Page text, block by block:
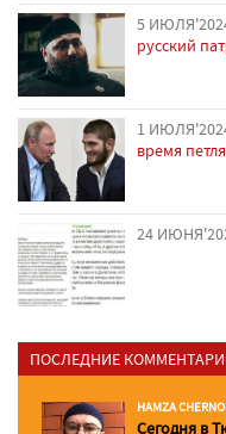
5
русский
1
время
24
ПОСЛЕДНИЕ
HAMZA
Сегодня в